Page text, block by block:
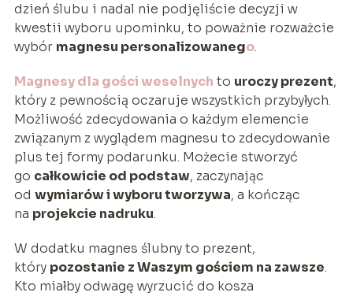
dzień ślubu i nadal nie podjęliście decyzji w
kwestii wyboru upominku, to poważnie rozważcie
wybór magnesu personalizowanego.
Magnesy dla gości weselnych to uroczy prezent,
który z pewnością oczaruje wszystkich przybyłych.
Możliwość zdecydowania o każdym elemencie
związanym z wyglądem magnesu to zdecydowanie
plus tej formy podarunku. Możecie stworzyć
go całkowicie od podstaw, zaczynając
od wymiarów i wyboru tworzywa, a kończąc
na projekcie nadruku.
W dodatku magnes ślubny to prezent,
który pozostanie z Waszym gościem na zawsze.
Kto miałby odwagę wyrzucić do kosza